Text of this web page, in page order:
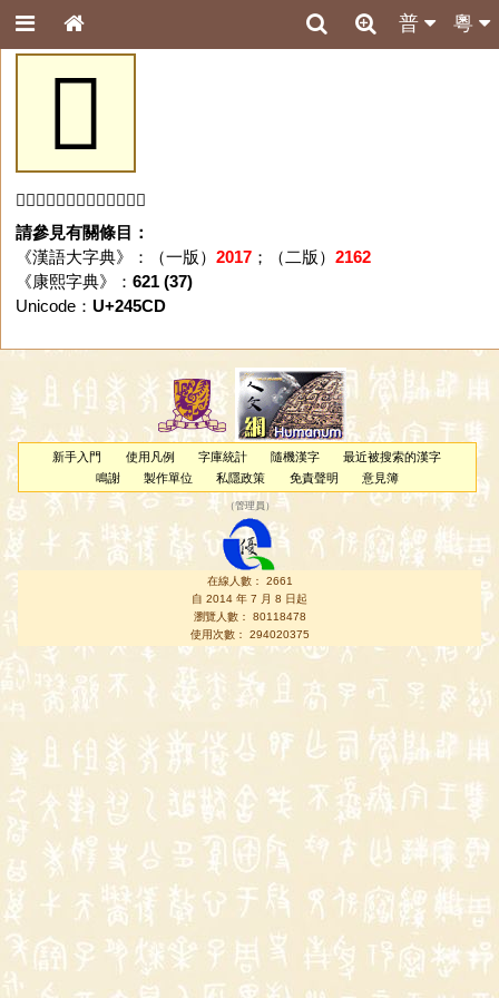
粵
普
𤗍
「𤗍」字未收錄於本資料庫。
請參見有關條目：
《漢語大字典》：（一版） 2017；（二版） 2162
《康熙字典》： 621 (37)
Unicode： U+245CD
新手入門 使用凡例 字庫統計 隨機漢字
最近被搜索的漢字
鳴謝
製作單位 私隱政策 免責聲明 意見簿
（管理員 ）
在線人數： 2661
自 2014 年 7 月 8 日起
瀏覽人數： 80118478
使用次數： 294020375